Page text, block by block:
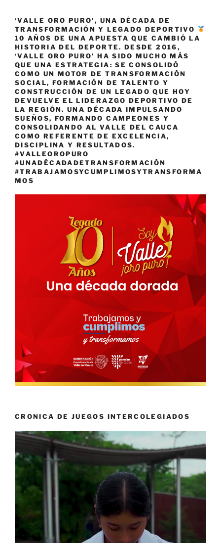
‘VALLE ORO PURO’, UNA DÉCADA DE
TRANSFORMACIÓN Y LEGADO DEPORTIVO
10 AÑOS DE UNA APUESTA QUE CAMBIÓ LA
HISTORIA DEL DEPORTE. DESDE 2016,
‘VALLE ORO PURO’ HA SIDO MUCHO MÁS
QUE UNA ESTRATEGIA: SE CONSOLIDÓ
COMO UN MOTOR DE TRANSFORMACIÓN
SOCIAL, FORMACIÓN DE TALENTO Y
CONSTRUCCIÓN DE UN LEGADO QUE HOY
DEVUELVE EL LIDERAZGO DEPORTIVO DE
LA REGIÓN. UNA DÉCADA IMPULSANDO
SUEÑOS, FORMANDO CAMPEONES Y
CONSOLIDANDO AL VALLE DEL CAUCA
COMO REFERENTE DE EXCELENCIA,
DISCIPLINA Y RESULTADOS.
#VALLEOROPURO
#UNADÉCADADETRANSFORMACIÓN
#TRABAJAMOSYCUMPLIMOSYTRANSFORMA
MOS
CRONICA DE JUEGOS INTERCOLEGIADOS
Reproductor
vídeo